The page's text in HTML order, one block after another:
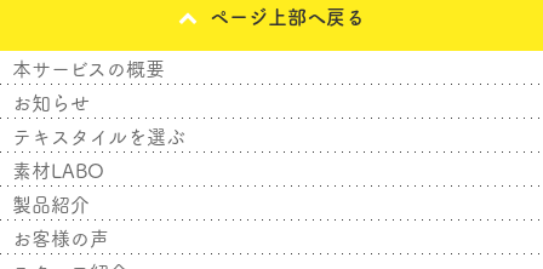
ページ上部へ戻る
本サービスの概要
お知らせ
テキスタイルを選ぶ
素材LABO
製品紹介
お客様の声